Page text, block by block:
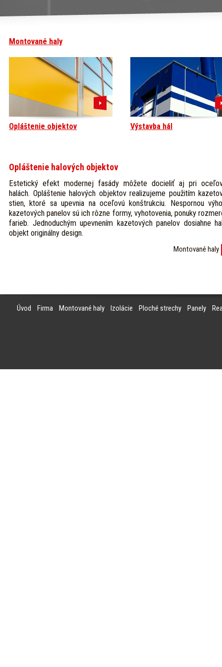
Montované haly
Opláštenie objektov Výstavba hál
Opláštenie halových objektov
Estetický efekt modernej fasády môžete docieliť aj pri
halách. Opláštenie halových objektov realizujeme použitím
stien, ktoré sa upevnia na oceľovú konštrukciu. Nespornou
kazetových panelov sú ich rôzne formy, vyhotovenia, ponuky
farieb. Jednoduchým upevnením kazetových panelov dosiahne
objekt originálny design.
Montované haly
Úvod Firma Montované haly Izolácie Ploché strechy Panely